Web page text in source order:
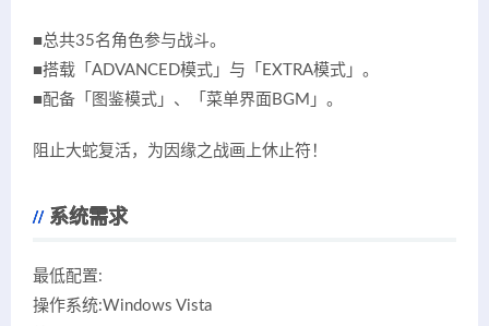
■总共35名角色参与战斗。
■搭载「ADVANCED模式」与「EXTRA模式」。
■配备「图鉴模式」、「菜单界面BGM」。
阻止大蛇复活，为因缘之战画上休止符！
系统需求
最低配置:
操作系统:Windows Vista